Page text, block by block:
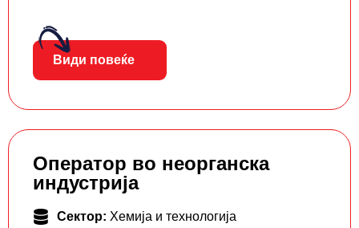
Види повеќе
Оператор во неорганска
индустрија
Сектор: Хемија и технологија